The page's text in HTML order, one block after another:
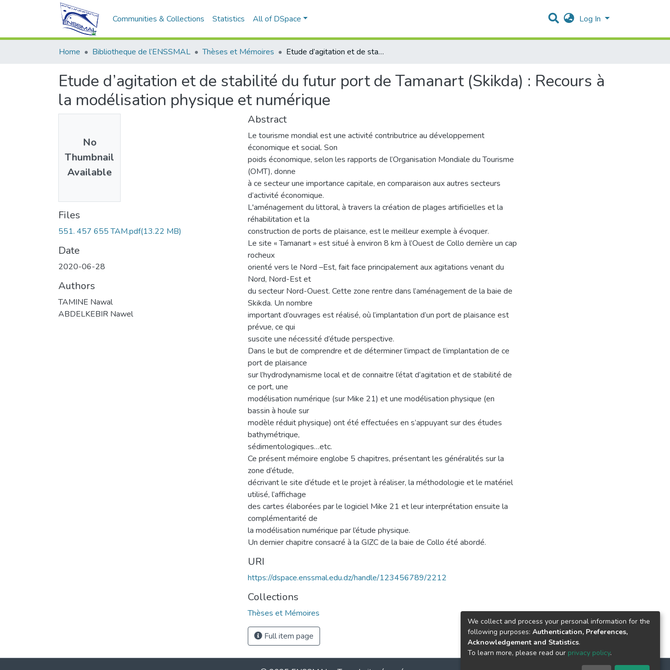
Communities & Collections Statistics All of DSpace Log In
Home Bibliotheque de l’ENSSMAL Thèses et Mémoires Etude d’agitation et de stabilité du futur port de Tamanart (Skikda) : Recours à la modélisation physique et numérique
Etude d’agitation et de stabilité du futur port de Tamanart (Skikda) : Recours à
la modélisation physique et numérique
No
Thumbnail
Available
Files
551. 457 655 TAM.pdf(13.22 MB)
Date
2020-06-28
Authors
TAMINE Nawal
ABDELKEBIR Nawel
Abstract
Le tourisme mondial est une activité contributrice au développement
économique et social. Son
poids économique, selon les rapports de l’Organisation Mondiale du Tourisme
(OMT), donne
à ce secteur une importance capitale, en comparaison aux autres secteurs
d’activité économique.
L'aménagement du littoral, à travers la création de plages artificielles et la
réhabilitation et la
construction de ports de plaisance, est le meilleur exemple à évoquer.
Le site « Tamanart » est situé à environ 8 km à l’Ouest de Collo derrière un cap
rocheux
orienté vers le Nord –Est, fait face principalement aux agitations venant du
Nord, Nord-Est et
du secteur Nord-Ouest. Cette zone rentre dans l’aménagement de la baie de
Skikda. Un nombre
important d’ouvrages est réalisé, où l’implantation d’un port de plaisance est
prévue, ce qui
suscite une nécessité d’étude perspective.
Dans le but de comprendre et de déterminer l’impact de l’implantation de ce
port de plaisance
sur l’hydrodynamisme local et de connaitre l’état d’agitation et de stabilité de
ce port, une
modélisation numérique (sur Mike 21) et une modélisation physique (en
bassin à houle sur
modèle réduit physique) ont été effectuées en s’appuyant sur des études
bathymétrique,
sédimentologiques…etc.
Ce présent mémoire englobe 5 chapitres, présentant les généralités sur la
zone d’étude,
décrivant le site d’étude et le projet à réaliser, la méthodologie et le matériel
utilisé, l’affichage
des cartes élaborées par le logiciel Mike 21 et leur interprétation ensuite la
complémentarité de
la modélisation numérique par l’étude physique.
Un dernier chapitre consacré à la GIZC de la baie de Collo été abordé.
URI
https://dspace.enssmal.edu.dz/handle/123456789/2212
Collections
Thèses et Mémoires
Full item page
We collect and process your personal information for the
following purposes: Authentication, Preferences,
Acknowledgement and Statistics.
To learn more, please read our privacy policy.